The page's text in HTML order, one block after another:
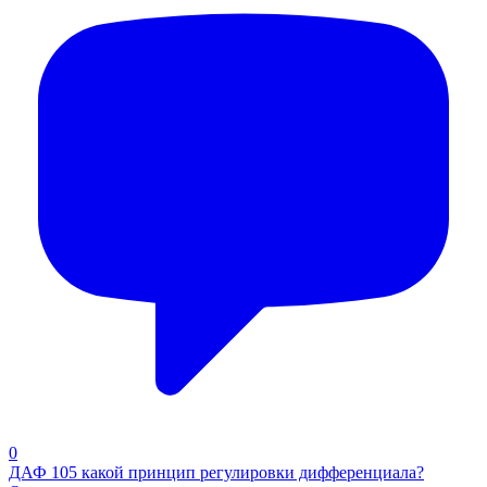
0
ДАФ 105 какой принцип регулировки дифференциала?